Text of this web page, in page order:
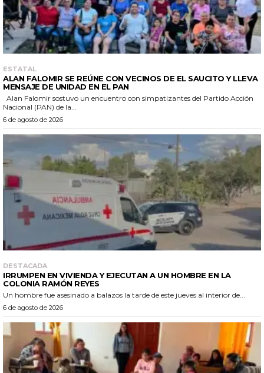
ESTATAL
ALAN FALOMIR SE REÚNE CON VECINOS DE EL SAUCITO Y LLEVA
MENSAJE DE UNIDAD EN EL PAN
Nacional (PAN) de la...
6 de agosto de 2026
DESTACADA
IRRUMPEN EN VIVIENDA Y EJECUTAN A UN HOMBRE EN LA
COLONIA RAMÓN REYES
Un hombre fue asesinado a balazos la tarde de este jueves al interior de...
6 de agosto de 2026